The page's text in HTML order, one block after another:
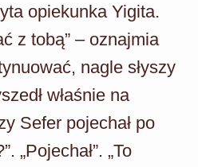
opiekunka Yigita.
z tobą” – oznajmia
nagle słyszy
właśnie na
Sefer pojechał po
„Pojechał”. „To